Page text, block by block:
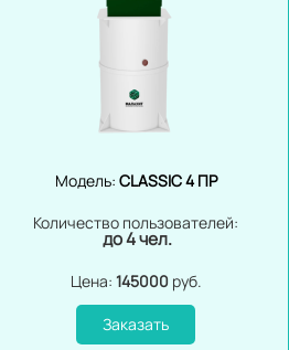
Модель: CLASSIC 4 ПР
Количество пользователей:
до 4 чел.
Цена: 145000 руб.
Заказать